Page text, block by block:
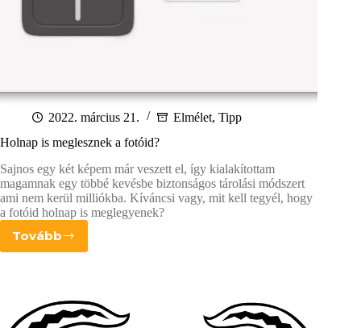
2022. március 21. Elmélet, Tipp
Holnap is meglesznek a fotóid?
Sajnos egy két képem már veszett el, így kialakítottam
magamnak egy többé kevésbe biztonságos tárolási módszert
ami nem kerül milliókba. Kíváncsi vagy, mit kell tegyél, hogy
a fotóid holnap is meglegyenek?
TovábbHolnap
fotóid?